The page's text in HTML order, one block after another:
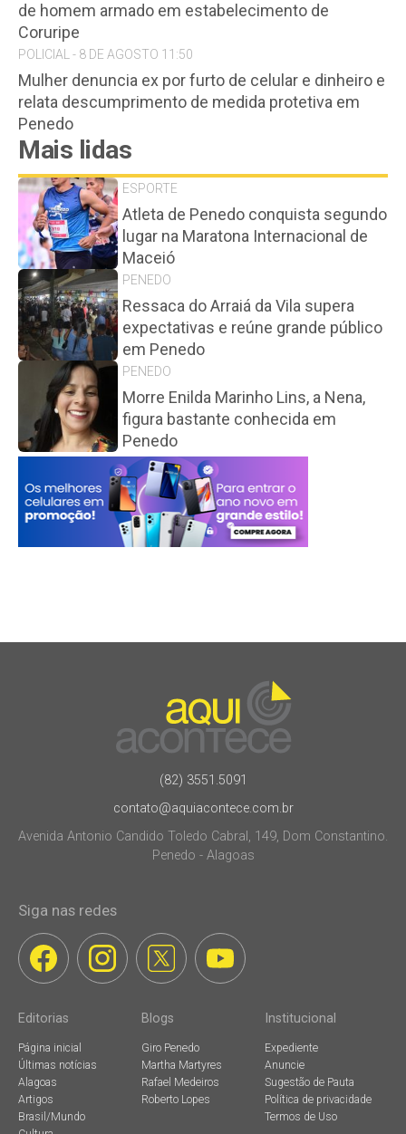
de homem armado em estabelecimento de
Coruripe
POLICIAL - 8 DE AGOSTO 11:50
Mulher denuncia ex por furto de celular e dinheiro e
relata descumprimento de medida protetiva em
Penedo
Mais lidas
ESPORTE
Atleta de Penedo conquista segundo
lugar na Maratona Internacional de
Maceió
PENEDO
Ressaca do Arraiá da Vila supera
expectativas e reúne grande público
em Penedo
PENEDO
Morre Enilda Marinho Lins, a Nena,
figura bastante conhecida em
Penedo
(82) 3551.5091
contato@aquiacontece.com.br
Avenida Antonio Candido Toledo Cabral, 149, Dom Constantino.
Penedo - Alagoas
Siga nas redes
Editorias
Página inicial
Últimas notícias
Alagoas
Artigos
Brasil/Mundo
Blogs
Giro Penedo
Martha Martyres
Rafael Medeiros
Roberto Lopes
Institucional
Expediente
Anuncie
Sugestão de Pauta
Política de privacidade
Termos de Uso